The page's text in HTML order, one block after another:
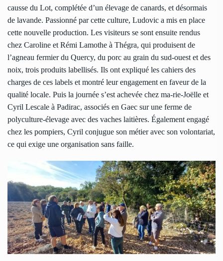
causse du Lot, complétée d’un élevage de canards, et désormais
de lavande. Passionné par cette culture, Ludovic a mis en place
cette nouvelle production. Les visiteurs se sont ensuite rendus
chez Caroline et Rémi Lamothe à Thégra, qui produisent de
l’agneau fermier du Quercy, du porc au grain du sud-ouest et des
noix, trois produits labellisés. Ils ont expliqué les cahiers des
charges de ces labels et montré leur engagement en faveur de la
qualité locale. Puis la journée s’est achevée chez ma-rie-Joëlle et
Cyril Lescale à Padirac, associés en Gaec sur une ferme de
polyculture-élevage avec des vaches laitières. Également engagé
chez les pompiers, Cyril conjugue son métier avec son volontariat,
ce qui exige une organisation sans faille.